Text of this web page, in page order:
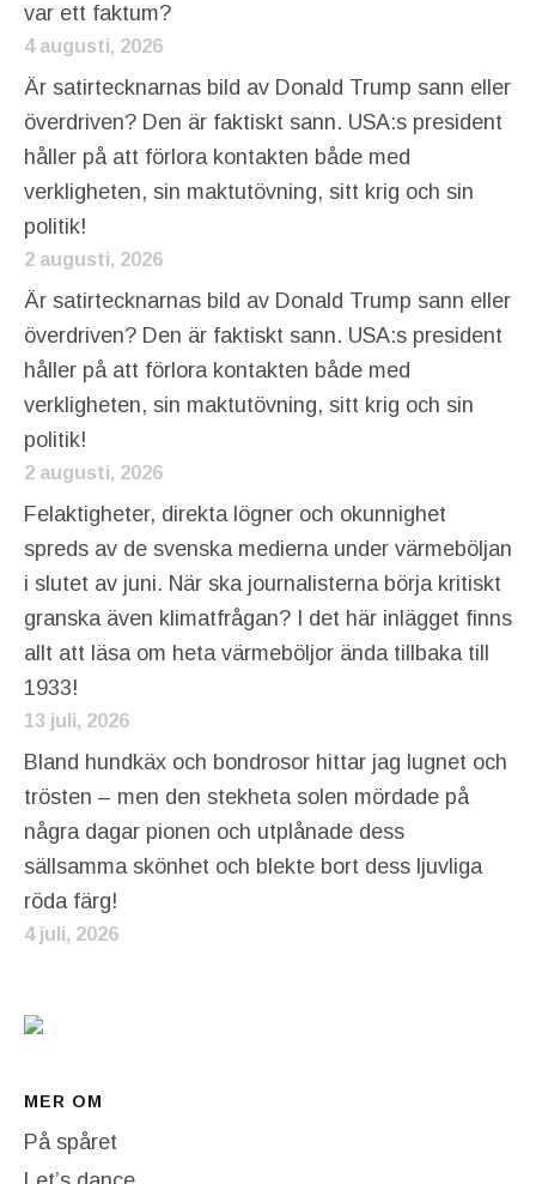
var ett faktum?
4 augusti, 2026
Är satirtecknarnas bild av Donald Trump sann eller
överdriven? Den är faktiskt sann. USA:s president
håller på att förlora kontakten både med
verkligheten, sin maktutövning, sitt krig och sin
politik!
2 augusti, 2026
Är satirtecknarnas bild av Donald Trump sann eller
överdriven? Den är faktiskt sann. USA:s president
håller på att förlora kontakten både med
verkligheten, sin maktutövning, sitt krig och sin
politik!
2 augusti, 2026
Felaktigheter, direkta lögner och okunnighet
spreds av de svenska medierna under värmeböljan
i slutet av juni. När ska journalisterna börja kritiskt
granska även klimatfrågan? I det här inlägget finns
allt att läsa om heta värmeböljor ända tillbaka till
1933!
13 juli, 2026
Bland hundkäx och bondrosor hittar jag lugnet och
trösten – men den stekheta solen mördade på
några dagar pionen och utplånade dess
sällsamma skönhet och blekte bort dess ljuvliga
röda färg!
4 juli, 2026
MER OM
På spåret